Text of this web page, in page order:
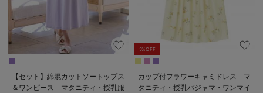
【セット】綿混カットソートップス
＆ワンピース マタニティ・授乳服
5%OFF
カップ付フラワーキャミドレス マ
タニティ・授乳パジャマ・ワンマイ